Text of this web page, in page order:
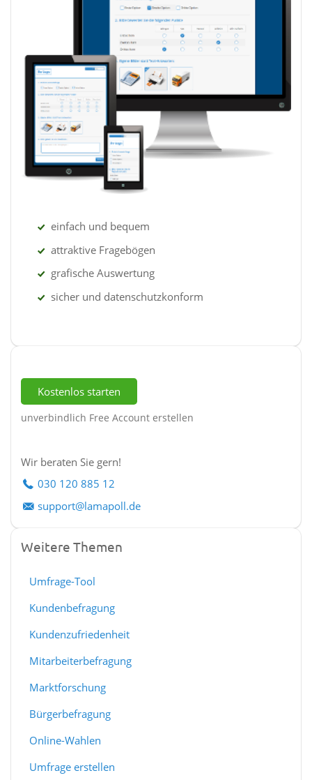
einfach und bequem
attraktive Fragebögen
grafische Auswertung
sicher und datenschutzkonform
Kostenlos starten
unverbindlich Free Account erstellen
Wir beraten Sie gern!
030 120 885 12
support@lamapoll.de
Weitere Themen
Umfrage-Tool
Kundenbefragung
Kundenzufriedenheit
Mitarbeiterbefragung
Marktforschung
Bürgerbefragung
Online-Wahlen
Umfrage erstellen